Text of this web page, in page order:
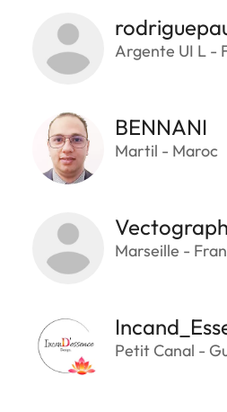
Argente UI L -
BENNANI
Martil - Maroc
Marseille -
Petit Canal -